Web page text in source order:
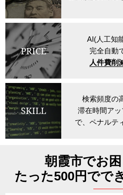
PRICE
AI(人工知
完全自動
人件費削
SKILL
検索頻度の
滞在時間ア
で、ペナルテ
朝霞市でお
たった500円でで